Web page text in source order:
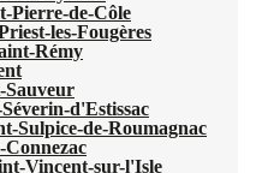
Pierre-de-Côle
les-Fougères
Rémy
Sauveur
d'Estissac
Sulpice-de-Roumagnac
Vincent-sur-l'Isle